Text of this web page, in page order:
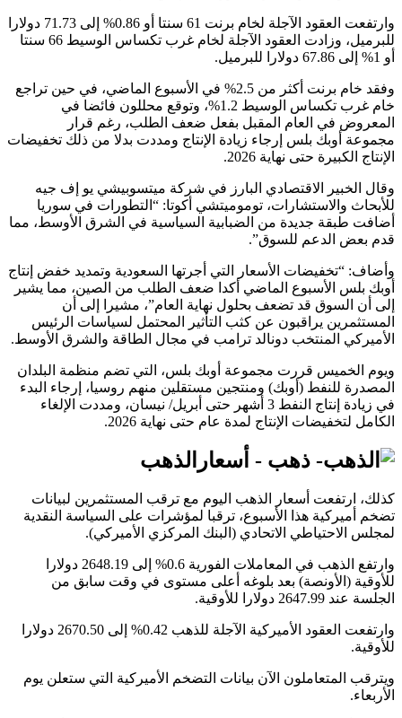
وارتفعت العقود الآجلة لخام برنت 61 سنتا أو 0.86% إلى 71.73 دولارا
للبرميل، وزادت العقود الآجلة لخام غرب تكساس الوسيط 66 سنتا
أو 1% إلى 67.86 دولارا للبرميل.
وفقد خام برنت أكثر من 2.5% في الأسبوع الماضي، في حين تراجع
خام غرب تكساس الوسيط 1.2%، وتوقع محللون فائضا في
المعروض في العام المقبل بفعل ضعف الطلب، رغم قرار
مجموعة أوبك بلس إرجاء زيادة الإنتاج ومددت بدلا من ذلك تخفيضات
الإنتاج الكبيرة حتى نهاية 2026.
وقال الخبير الاقتصادي البارز في شركة ميتسوبيشي يو إف جيه
للأبحاث والاستشارات، توموميتشي أكوتا: “التطورات في سوريا
أضافت طبقة جديدة من الضبابية السياسية في الشرق الأوسط، مما
قدم بعض الدعم للسوق”.
وأضاف: “تخفيضات الأسعار التي أجرتها السعودية وتمديد خفض إنتاج
أوبك بلس الأسبوع الماضي أكدا ضعف الطلب من الصين، مما يشير
إلى أن السوق قد تضعف بحلول نهاية العام”، مشيرا إلى أن
المستثمرين يراقبون عن كثب التأثير المحتمل لسياسات الرئيس
الأميركي المنتخب دونالد ترامب في مجال الطاقة والشرق الأوسط.
ويوم الخميس قررت مجموعة أوبك بلس، التي تضم منظمة البلدان
المصدرة للنفط (أوبك) ومنتجين مستقلين منهم روسيا، إرجاء البدء
في زيادة إنتاج النفط 3 أشهر حتى أبريل/ نيسان، ومددت الإلغاء
الكامل لتخفيضات الإنتاج لمدة عام حتى نهاية 2026.
الذهب
كذلك، ارتفعت أسعار الذهب اليوم مع ترقب المستثمرين لبيانات
تضخم أميركية هذا الأسبوع، ترقبا لمؤشرات على السياسة النقدية
لمجلس الاحتياطي الاتحادي (البنك المركزي الأميركي).
وارتفع الذهب في المعاملات الفورية 0.6% إلى 2648.19 دولارا
للأوقية (الأونصة) بعد بلوغه أعلى مستوى في وقت سابق من
الجلسة عند 2647.99 دولارا للأوقية.
وارتفعت العقود الأميركية الآجلة للذهب 0.42% إلى 2670.50 دولارا
للأوقية.
ويترقب المتعاملون الآن بيانات التضخم الأميركية التي ستعلن يوم
الأربعاء.